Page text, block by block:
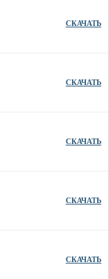
СКАЧАТЬ
СКАЧАТЬ
СКАЧАТЬ
СКАЧАТЬ
СКАЧАТЬ